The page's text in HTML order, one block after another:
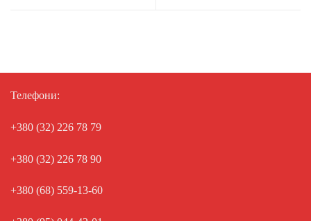
Телефони:
+380 (32) 226 78 79
+380 (32) 226 78 90
+380 (68) 559-13-60